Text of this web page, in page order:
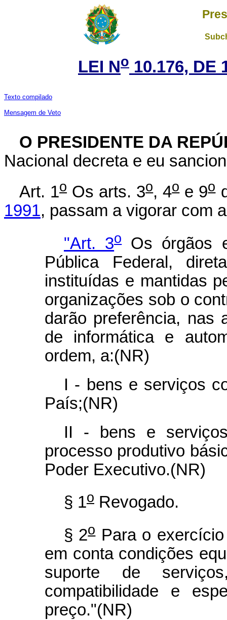
LEI No 10.176, DE
Texto compilado
Mensagem de Veto
O PRESIDENTE DA
Nacional decreta e eu
Art. 1o Os arts. 3o, 4oe 9o
1991, passam a vigorar com
"Art. 3oOs órgãos e
Pública Federal,
instituídas e mantidas
organizações sob o
darão preferência, nas
de informática e
ordem, a:(NR)
I - bens e serviços
País;(NR)
II - bens e
processo produtivo
Poder Executivo.(NR)
§ 1o Revogado.
§ 2oPara o exercício
em conta condições
suporte de
compatibilidade e
preço."(NR)